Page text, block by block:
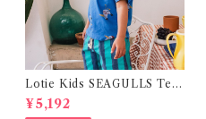
Lotie Kids SEAGULLS Tee
(12m- 8Y)
¥5,192